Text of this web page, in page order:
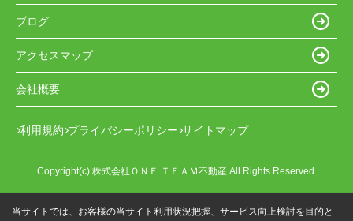
ブログ
アクセスマップ
会社概要
利用規約 プライバシーポリシー サイトマップ
Copyright(c) 株式会社ＯＮＥ ＴＥＡＭ不動産 All Rights Reserved.
当サイトでは、お客様の当サイト利用状況把握、サービス向上検討を目的と